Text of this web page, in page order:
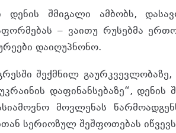
შმიგალი ამბობს,
– ვაითუ რუსებმა
დაიღუპნონო.
შექმნილ
დაფინანსებაზე“, დენის
მოვლენას
სერიოზულ შეშფოთებას